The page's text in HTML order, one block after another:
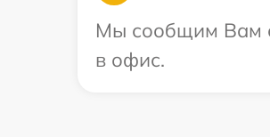
Мы сообщим Вам
в офис.